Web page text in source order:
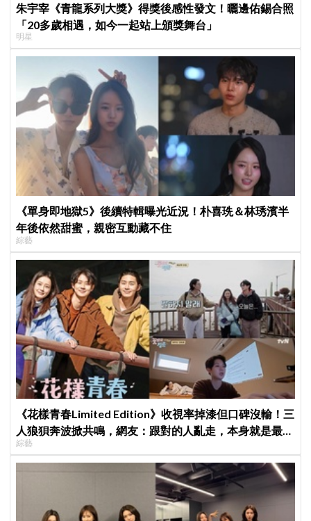
朱宇宰《青龍系列大獎》得獎後感性發文！曬邊佑錫合照
「20多歲相遇，如今一起站上頒獎舞台」
明星
《單身即地獄5》後續特輯曝光近況！朴喜珗＆林琇濱半
年後依然甜蜜，親密互動藏不住
綜藝
《花樣青春Limited Edition》收視率掉漆但口碑沒輸！三
人狼狽奔波掀共鳴，網友：跟對的人亂走，本身就是最好
看的風景
綜藝